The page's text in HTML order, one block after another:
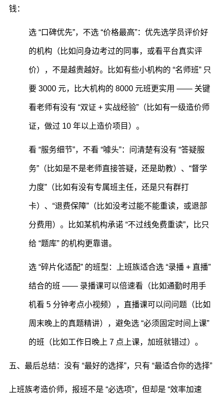
钱：
选 “口碑优先”，不选 “价格最高”：优先选学员评价好
的机构（比如问身边考过的同事，或看平台真实评
价），不是越贵越好。比如有些小机构的 “名师班” 只
要 3000 元，比大机构的 8000 元班更实用 —— 关键
看老师有没有 “双证 + 实战经验”（比如有一级造价师
证，做过 10 年以上造价项目）。
看 “服务细节”，不看 “噱头”：问清楚有没有 “答疑服
务”（比如是不是老师直接答疑，还是助教）、“督学
力度”（比如有没有专属班主任，还是只有群打
卡）、“退费保障”（比如没考过能不能重读，或退部
分费用）。比如某机构承诺 “不过线免费重读”，比只
给 “题库” 的机构更靠谱。
选 “碎片化适配” 的班型：上班族适合选 “录播 + 直播”
结合的班 —— 录播课可以倍速看（比如通勤时用手
机看 5 分钟考点小视频），直播课可以问问题（比如
周末晚上的真题精讲），避免选 “必须固定时间上课”
的班（比如工作日晚上 7 点上课，加班就错过）。
五、最后总结：没有 “最好的选择”，只有 “最适合你的选择”
上班族考造价师，报班不是 “必选项”，但却是 “效率加速